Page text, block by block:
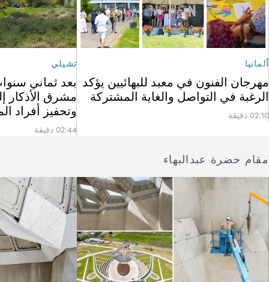
ألمانيا
مهرجان الفنون في معبد للبهائيين يؤكد
الرغبة في التواصل والغاية المشتركة
02:10 دقيقة
تشيلي
بعد ثماني
مشرق الأذكار
وتحفيز أفراد
02:44 دقيقة
مقام حضرة عبدالبهاء